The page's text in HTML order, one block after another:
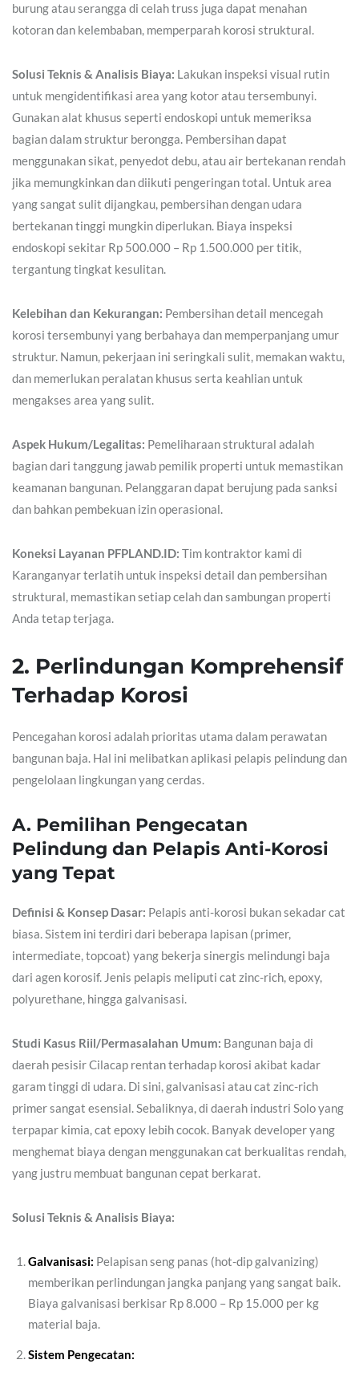
burung atau serangga di celah truss juga dapat menahan
kotoran dan kelembaban, memperparah korosi struktural.
Solusi Teknis & Analisis Biaya: Lakukan inspeksi visual rutin
untuk mengidentifikasi area yang kotor atau tersembunyi.
Gunakan alat khusus seperti endoskopi untuk memeriksa
bagian dalam struktur berongga. Pembersihan dapat
menggunakan sikat, penyedot debu, atau air bertekanan rendah
jika memungkinkan dan diikuti pengeringan total. Untuk area
yang sangat sulit dijangkau, pembersihan dengan udara
bertekanan tinggi mungkin diperlukan. Biaya inspeksi
endoskopi sekitar Rp 500.000 – Rp 1.500.000 per titik,
tergantung tingkat kesulitan.
Kelebihan dan Kekurangan: Pembersihan detail mencegah
korosi tersembunyi yang berbahaya dan memperpanjang umur
struktur. Namun, pekerjaan ini seringkali sulit, memakan waktu,
dan memerlukan peralatan khusus serta keahlian untuk
mengakses area yang sulit.
Aspek Hukum/Legalitas: Pemeliharaan struktural adalah
bagian dari tanggung jawab pemilik properti untuk memastikan
keamanan bangunan. Pelanggaran dapat berujung pada sanksi
dan bahkan pembekuan izin operasional.
Koneksi Layanan PFPLAND.ID: Tim kontraktor kami di
Karanganyar terlatih untuk inspeksi detail dan pembersihan
struktural, memastikan setiap celah dan sambungan properti
Anda tetap terjaga.
2. Perlindungan Komprehensif
Terhadap Korosi
Pencegahan korosi adalah prioritas utama dalam perawatan
bangunan baja. Hal ini melibatkan aplikasi pelapis pelindung dan
pengelolaan lingkungan yang cerdas.
A. Pemilihan Pengecatan
Pelindung dan Pelapis Anti-Korosi
yang Tepat
Definisi & Konsep Dasar: Pelapis anti-korosi bukan sekadar cat
biasa. Sistem ini terdiri dari beberapa lapisan (primer,
intermediate, topcoat) yang bekerja sinergis melindungi baja
dari agen korosif. Jenis pelapis meliputi cat zinc-rich, epoxy,
polyurethane, hingga galvanisasi.
Studi Kasus Riil/Permasalahan Umum: Bangunan baja di
daerah pesisir Cilacap rentan terhadap korosi akibat kadar
garam tinggi di udara. Di sini, galvanisasi atau cat zinc-rich
primer sangat esensial. Sebaliknya, di daerah industri Solo yang
terpapar kimia, cat epoxy lebih cocok. Banyak developer yang
menghemat biaya dengan menggunakan cat berkualitas rendah,
yang justru membuat bangunan cepat berkarat.
Solusi Teknis & Analisis Biaya:
Galvanisasi: Pelapisan seng panas (hot-dip galvanizing)
memberikan perlindungan jangka panjang yang sangat baik.
Biaya galvanisasi berkisar Rp 8.000 – Rp 15.000 per kg
material baja.
Sistem Pengecatan: